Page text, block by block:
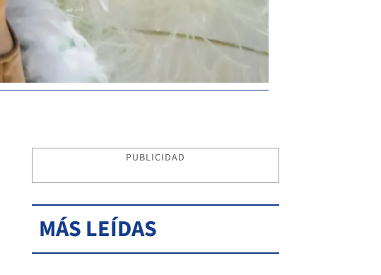
PUBLICIDAD
MÁS LEÍDAS